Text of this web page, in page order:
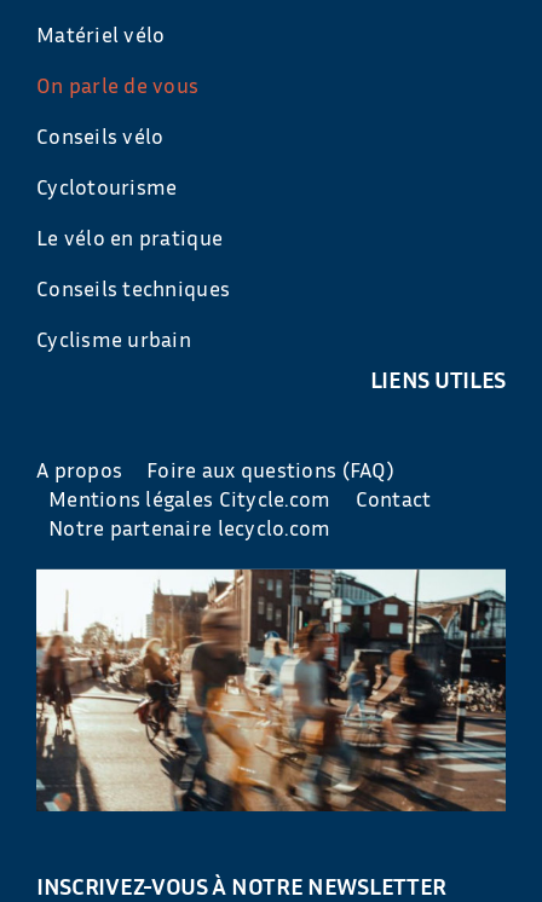
Matériel vélo
On parle de vous
Conseils vélo
Cyclotourisme
Le vélo en pratique
Conseils techniques
Cyclisme urbain
LIENS UTILES
A propos
Foire aux questions (FAQ)
Mentions légales Citycle.com
Contact
Notre partenaire lecyclo.com
INSCRIVEZ-VOUS À NOTRE NEWSLETTER